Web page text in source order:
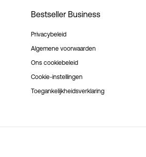
Bestseller Business
Privacybeleid
Algemene voorwaarden
Ons cookiebeleid
Cookie-instellingen
Toegankelijkheidsverklaring